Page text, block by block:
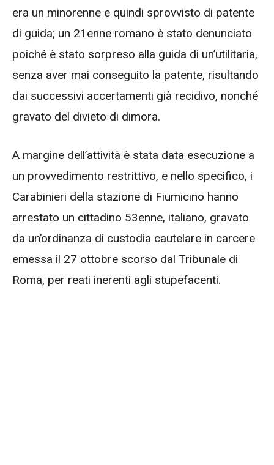
era un minorenne e quindi sprovvisto di patente
di guida; un 21enne romano è stato denunciato
poiché è stato sorpreso alla guida di un’utilitaria,
senza aver mai conseguito la patente, risultando
dai successivi accertamenti già recidivo, nonché
gravato del divieto di dimora.
A margine dell’attività è stata data esecuzione a
un provvedimento restrittivo, e nello specifico, i
Carabinieri della stazione di Fiumicino hanno
arrestato un cittadino 53enne, italiano, gravato
da un’ordinanza di custodia cautelare in carcere
emessa il 27 ottobre scorso dal Tribunale di
Roma, per reati inerenti agli stupefacenti.